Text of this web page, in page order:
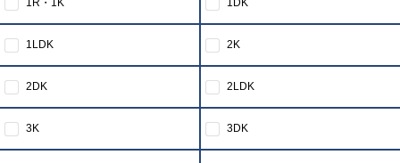
1R・1K 1DK
1LDK 2K
2DK 2LDK
3K 3DK